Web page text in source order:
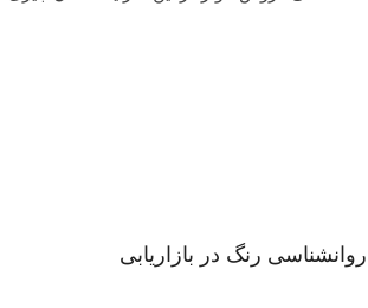
روانشناسی رنگ در بازاریابی